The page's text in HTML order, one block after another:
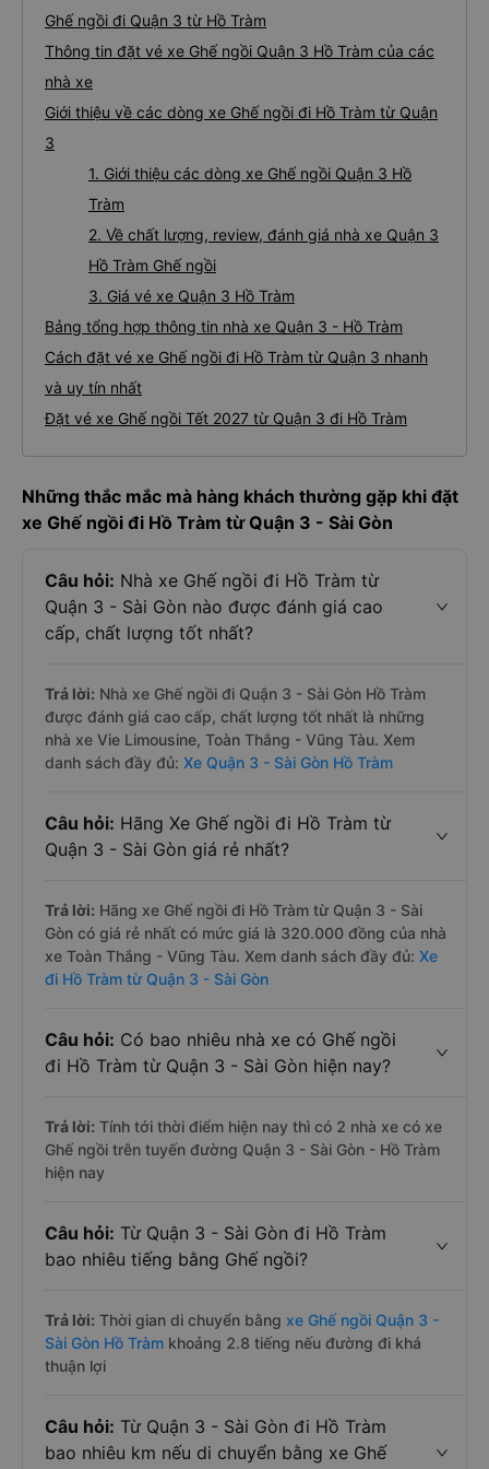
Ghế ngồi đi Quận 3 từ Hồ Tràm
Thông tin đặt vé xe Ghế ngồi Quận 3 Hồ Tràm của các
nhà xe
Giới thiệu về các dòng xe Ghế ngồi đi Hồ Tràm từ Quận
3
1. Giới thiệu các dòng xe Ghế ngồi Quận 3 Hồ
Tràm
2. Về chất lượng, review, đánh giá nhà xe Quận 3
Hồ Tràm Ghế ngồi
3. Giá vé xe Quận 3 Hồ Tràm
Bảng tổng hợp thông tin nhà xe Quận 3 - Hồ Tràm
Cách đặt vé xe Ghế ngồi đi Hồ Tràm từ Quận 3 nhanh
và uy tín nhất
Đặt vé xe Ghế ngồi Tết 2027 từ Quận 3 đi Hồ Tràm
Những thắc mắc mà hàng khách thường gặp khi đặt
xe Ghế ngồi đi Hồ Tràm từ Quận 3 - Sài Gòn
Câu hỏi: Nhà xe Ghế ngồi đi Hồ Tràm từ
Quận 3 - Sài Gòn nào được đánh giá cao
cấp, chất lượng tốt nhất?
Trả lời: Nhà xe Ghế ngồi đi Quận 3 - Sài Gòn Hồ Tràm
được đánh giá cao cấp, chất lượng tốt nhất là những
nhà xe Vie Limousine, Toàn Thắng - Vũng Tàu. Xem
danh sách đầy đủ: Xe Quận 3 - Sài Gòn Hồ Tràm
Câu hỏi: Hãng Xe Ghế ngồi đi Hồ Tràm từ
Quận 3 - Sài Gòn giá rẻ nhất?
Trả lời: Hãng xe Ghế ngồi đi Hồ Tràm từ Quận 3 - Sài
Gòn có giá rẻ nhất có mức giá là 320.000 đồng của nhà
xe Toàn Thắng - Vũng Tàu. Xem danh sách đầy đủ: Xe
đi Hồ Tràm từ Quận 3 - Sài Gòn
Câu hỏi: Có bao nhiêu nhà xe có Ghế ngồi
đi Hồ Tràm từ Quận 3 - Sài Gòn hiện nay?
Trả lời: Tính tới thời điểm hiện nay thì có 2 nhà xe có xe
Ghế ngồi trên tuyến đường Quận 3 - Sài Gòn - Hồ Tràm
hiện nay
Câu hỏi: Từ Quận 3 - Sài Gòn đi Hồ Tràm
bao nhiêu tiếng bằng Ghế ngồi?
Trả lời: Thời gian di chuyển bằng xe Ghế ngồi Quận 3 -
Sài Gòn Hồ Tràm khoảng 2.8 tiếng nếu đường đi khá
thuận lợi
Câu hỏi: Từ Quận 3 - Sài Gòn đi Hồ Tràm
bao nhiêu km nếu di chuyển bằng xe Ghế